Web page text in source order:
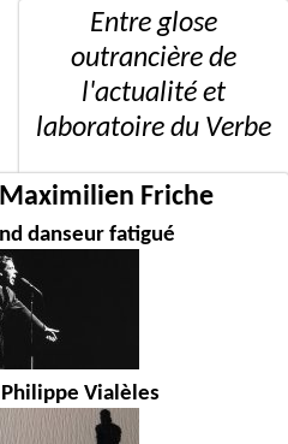
Entre glose
outrancière de
l'actualité et
laboratoire du Verbe
Friche
danseur fatigué
Vialèles